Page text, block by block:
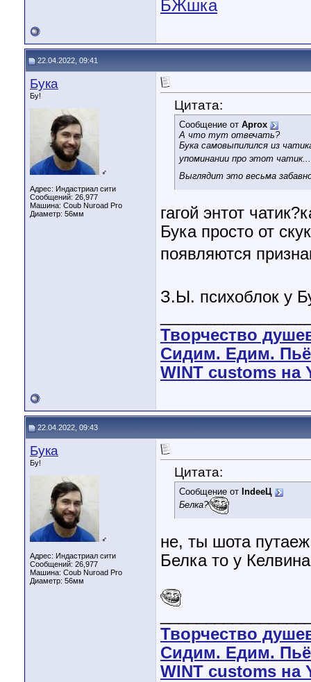
БЖшка
22.04.2022, 09:41
Бука
Бу!
♂
Адрес: Индастриал сити
Сообщений: 26,977
Машина: Coub Nuroad Pro
Диаметр: 56мм
Цитата:
Сообщение от Aprox
А что тут отвечать?
Бука самовыпилился из
упоминании про этот
Выглядит это весьма
гагой энтот
Бука просто от
появляются
З.Ы. психоблок у
Творчество
Сидим. Едим.
WINT customs на
22.04.2022, 09:43
Бука
Бу!
♂
Адрес: Индастриал сити
Сообщений: 26,977
Машина: Coub Nuroad Pro
Диаметр: 56мм
Цитата:
Сообщение от IndeeЦ
Белка?
не, ты шота
Белка то у
Творчество
Сидим. Едим.
WINT customs на